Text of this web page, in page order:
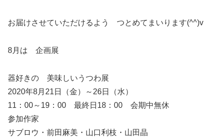
お届けさせていただけるよう つとめてまいります(^^)v
8月は 企画展
器好きの 美味しいうつわ展
2020年8月21日（金）～26日（水）
11：00～19：00 最終日18：00 会期中無休
参加作家
サブロウ・前田麻美・山口利枝・山田晶